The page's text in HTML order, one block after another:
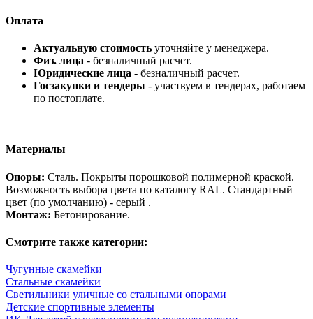
Оплата
Актуальную стоимость уточняйте у менеджера.
Физ. лица - безналичный расчет.
Юридические лица - безналичный расчет.
Госзакупки и тендеры - участвуем в тендерах, работаем
по постоплате.
Материалы
Опоры: Сталь. Покрыты порошковой полимерной краской.
Возможность выбора цвета по каталогу RAL. Стандартный
цвет (по умолчанию) - серый .
Монтаж: Бетонирование.
Смотрите также категории:
Чугунные скамейки
Стальные скамейки
Светильники уличные со стальными опорами
Детские спортивные элементы